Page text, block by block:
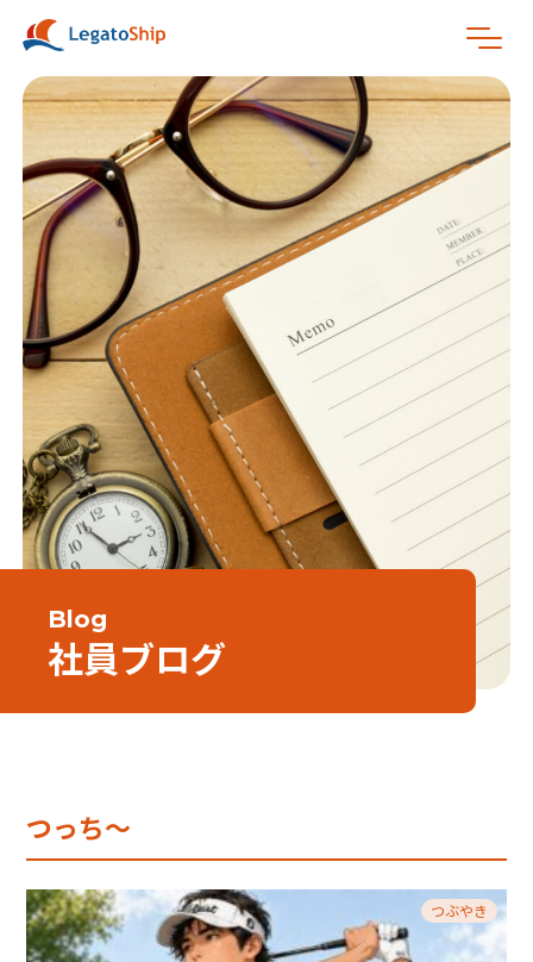
Blog
社員ブログ
つっち～
つぶやき